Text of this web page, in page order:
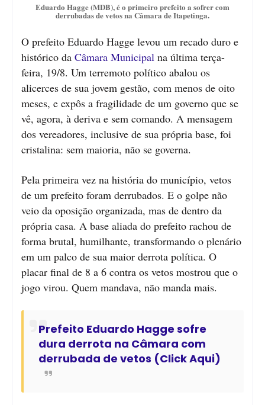
Eduardo Hagge (MDB), é o primeiro prefeito a sofrer com
derrubadas de vetos na Câmara de Itapetinga.
O prefeito Eduardo Hagge levou um recado duro e
histórico da Câmara Municipal na última terça-
feira, 19/8. Um terremoto político abalou os
alicerces de sua jovem gestão, com menos de oito
meses, e expôs a fragilidade de um governo que se
vê, agora, à deriva e sem comando. A mensagem
dos vereadores, inclusive de sua própria base, foi
cristalina: sem maioria, não se governa.
Pela primeira vez na história do município, vetos
de um prefeito foram derrubados. E o golpe não
veio da oposição organizada, mas de dentro da
própria casa. A base aliada do prefeito rachou de
forma brutal, humilhante, transformando o plenário
em um palco de sua maior derrota política. O
placar final de 8 a 6 contra os vetos mostrou que o
jogo virou. Quem mandava, não manda mais.
Prefeito Eduardo Hagge sofre
dura derrota na Câmara com
derrubada de vetos (Click Aqui)